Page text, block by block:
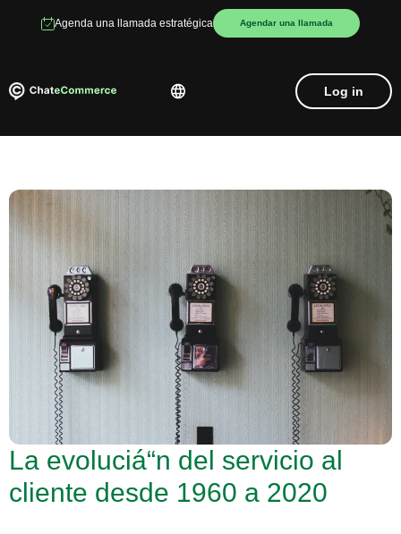
Agenda una llamada estratégica Agendar una llamada
Log in
La evoluciá“n del servicio al
cliente desde 1960 a 2020